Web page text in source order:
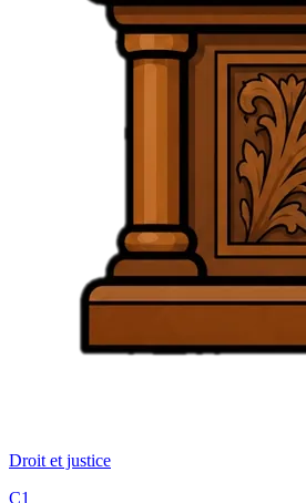
Droit et justice
C1